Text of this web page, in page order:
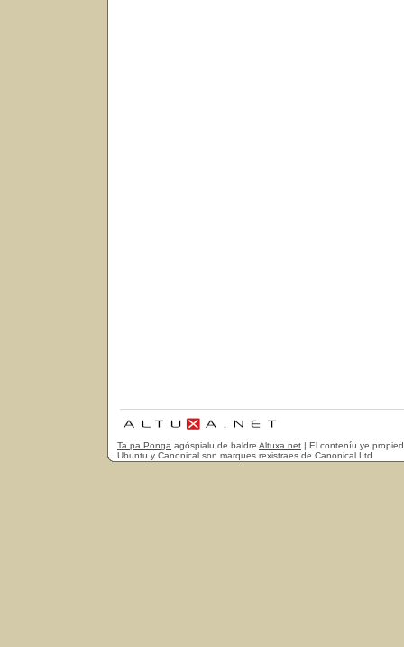
Ta pa Ponga agóspialu de baldre Altuxa.net | El conteníu ye
Ubuntu y Canonical son marques rexistraes de Canonical Ltd.